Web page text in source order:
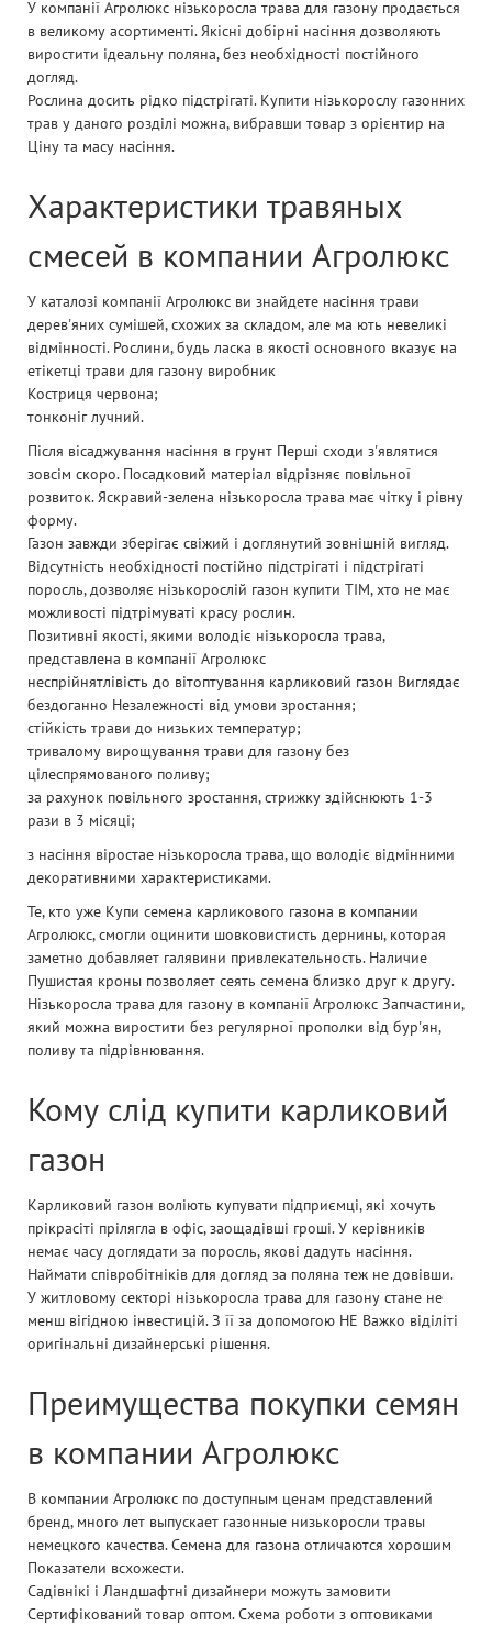
У компанії Агролюкс нізькоросла трава для газону продається
в великому асортименті. Якісні добірні насіння дозволяють
виростити ідеальну поляна, без необхідності постійного
догляд.
Рослина досить рідко підстрігаті. Купити нізькорослу газонних
трав у даного розділі можна, вибравши товар з орієнтир на
Ціну та масу насіння.
Характеристики травяных
смесей в компании Агролюкс
У каталозі компанії Агролюкс ви знайдете насіння трави
дерев'яних сумішей, схожих за складом, але ма ють невеликі
відмінності. Рослини, будь ласка в якості основного вказує на
етікетці трави для газону виробник
Костриця червона;
тонконіг лучний.
Після вісаджування насіння в грунт Перші сходи з'являтися
зовсім скоро. Посадковий матеріал відрізняє повільної
розвиток. Яскравий-зелена нізькоросла трава має чітку і рівну
форму.
Газон завжди зберігає свіжий і доглянутий зовнішній вигляд.
Відсутність необхідності постійно підстрігаті і підстрігаті
поросль, дозволяє нізькорослій газон купити ТІМ, хто не має
можливості підтрімуваті красу рослин.
Позитивні якості, якими володіє нізькоросла трава,
представлена в компанії Агролюкс
неспрійнятлівість до вітоптування карликовий газон Виглядає
бездоганно Незалежності від умови зростання;
стійкість трави до низьких температур;
тривалому вирощування трави для газону без
цілеспрямованого поливу;
за рахунок повільного зростання, стрижку здійснюють 1-3
рази в 3 місяці;
з насіння віростае нізькоросла трава, що володіє відмінними
декоративними характеристиками.
Те, кто уже Купи семена карликового газона в компании
Агролюкс, смогли оцинити шовковистисть дернины, которая
заметно добавляет галявини привлекательность. Наличие
Пушистая кроны позволяет сеять семена близко друг к другу.
Нізькоросла трава для газону в компанії Агролюкс Запчастини,
який можна виростити без регулярної прополки від бур'ян,
поливу та підрівнювання.
Кому слід купити карликовий
газон
Карликовий газон воліють купувати підприємці, які хочуть
прікрасіті прілягла в офіс, заощадівші гроші. У керівників
немає часу доглядати за поросль, якові дадуть насіння.
Наймати співробітніків для догляд за поляна теж не довівши.
У житловому секторі нізькоросла трава для газону стане не
менш вігідною інвестицій. З її за допомогою НЕ Важко віділіті
оригінальні дизайнерські рішення.
Преимущества покупки семян
в компании Агролюкс
В компании Агролюкс по доступным ценам представлений
бренд, много лет выпускает газонные низькоросли травы
немецкого качества. Семена для газона отличаются хорошим
Показатели всхожести.
Садівнікі і Ландшафтні дизайнери можуть замовити
Сертифікований товар оптом. Схема роботи з оптовиками